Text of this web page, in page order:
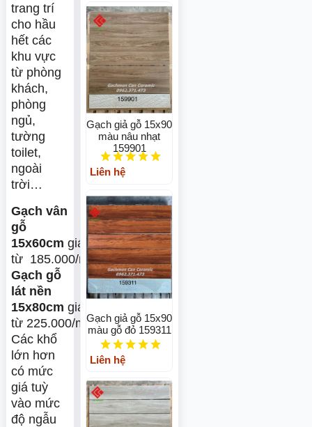
trang trí
cho hầu
hết các
khu vực
từ phòng
khách,
phòng
ngủ,
tường
toilet,
ngoài
trời…
Gạch vân
gỗ
15x60cm giá
từ 185.000/m2
Gạch gỗ
lát nền
15x80cm giá
từ 225.000/m2
Các khổ
lớn hơn
có mức
giá tuỳ
vào mức
độ ngẫu
Gạch giả gỗ 15x90
màu nâu nhạt
159901
Liên hệ
Gạch giả gỗ 15x90
màu gỗ đỏ 159311
Liên hệ